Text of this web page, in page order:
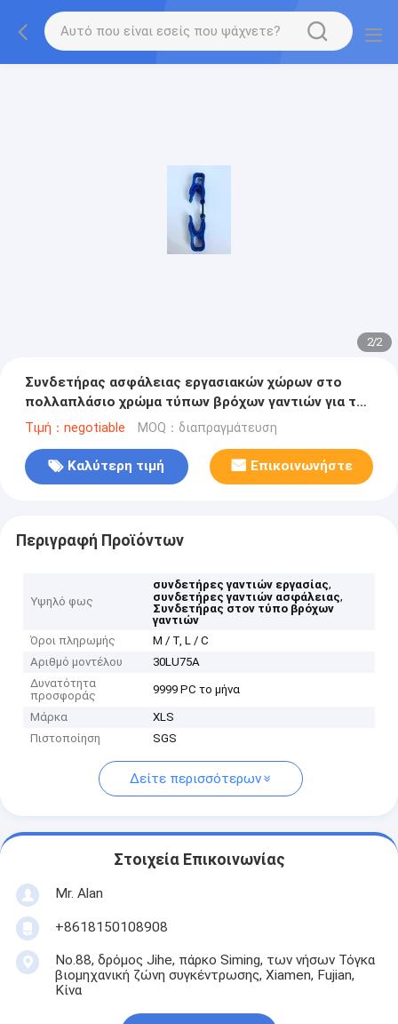
2/2
Συνδετήρας ασφάλειας εργασιακών χώρων στο
πολλαπλάσιο χρώμα τύπων βρόχων γαντιών για την
εργασία βιομηχανική
Τιμή：negotiable MOQ：διαπραγμάτευση
Καλύτερη τιμή Επικοινωνήστε
Περιγραφή Προϊόντων
Υψηλό φως
συνδετήρες γαντιών εργασίας,
συνδετήρες γαντιών ασφάλειας,
Συνδετήρας στον τύπο βρόχων
γαντιών
Όροι πληρωμής
Μ / Τ, L / C
Αριθμό μοντέλου
30LU75A
Δυνατότητα
προσφοράς
9999 PC το μήνα
Μάρκα
XLS
Πιστοποίηση
SGS
Δείτε περισσότερων
Στοιχεία Επικοινωνίας
Mr. Alan
+8618150108908
No.88, δρόμος Jihe, πάρκο Siming, των νήσων Τόγκα
βιομηχανική ζώνη συγκέντρωσης, Xiamen, Fujian,
Κίνα